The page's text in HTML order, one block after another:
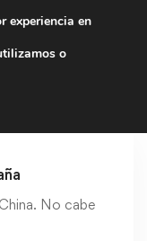
de descuento.
No cabe
experiencia en
o